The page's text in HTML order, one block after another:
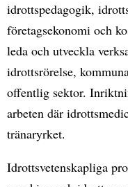
idrottspedagogik,
företagsekonomi och
leda och utveckla
idrottsrörelse,
offentlig sektor.
arbeten där
tränaryrket.
Idrottsvetenskapliga